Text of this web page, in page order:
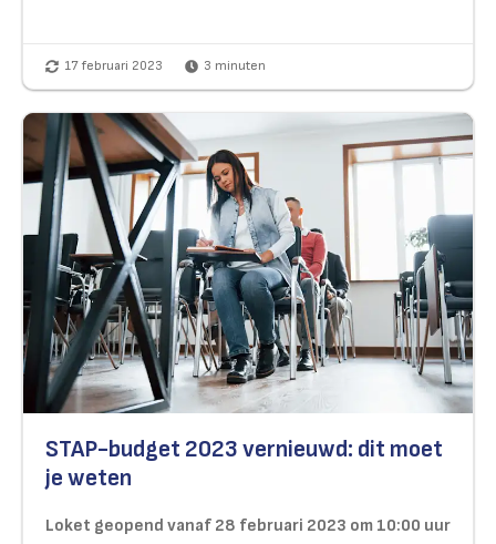
17 februari 2023 3 minuten
STAP-budget 2023 vernieuwd: dit moet
je weten
Loket geopend vanaf 28 februari 2023 om 10:00 uur